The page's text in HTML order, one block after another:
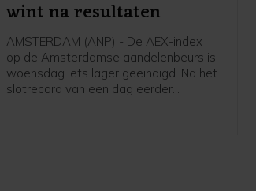
wint na resultaten
AMSTERDAM (ANP) - De AEX-index
op de Amsterdamse aandelenbeurs is
woensdag iets lager geëindigd. Na het
slotrecord van een dag eerder